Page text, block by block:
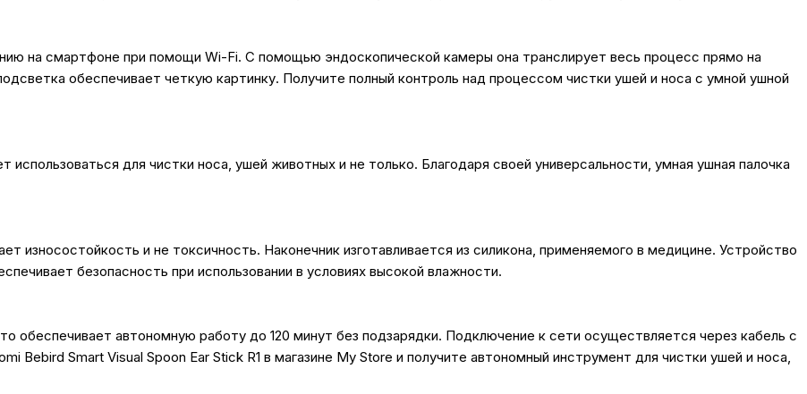
на смартфоне при помощи Wi-Fi. С помощью эндоскопической камеры она транслирует весь процесс прямо на
обеспечивает четкую картинку. Получите полный контроль над процессом чистки ушей и носа с умной ушной
для чистки носа, ушей животных и не только. Благодаря своей универсальности, умная ушная палочка
износостойкость и не токсичность. Наконечник изготавливается из силикона, применяемого в медицине. Устройство
безопасность при использовании в условиях высокой влажности.
обеспечивает автономную работу до 120 минут без подзарядки. Подключение к сети осуществляется через кабель с
Smart Visual Spoon Ear Stick R1 в магазине My Store и получите автономный инструмент для чистки ушей и носа,